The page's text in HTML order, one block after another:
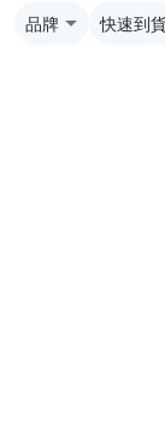
品牌 快速到